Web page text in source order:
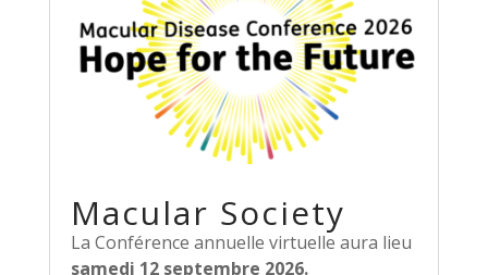
Macular Society
La Conférence annuelle virtuelle aura lieu
samedi 12 septembre 2026.